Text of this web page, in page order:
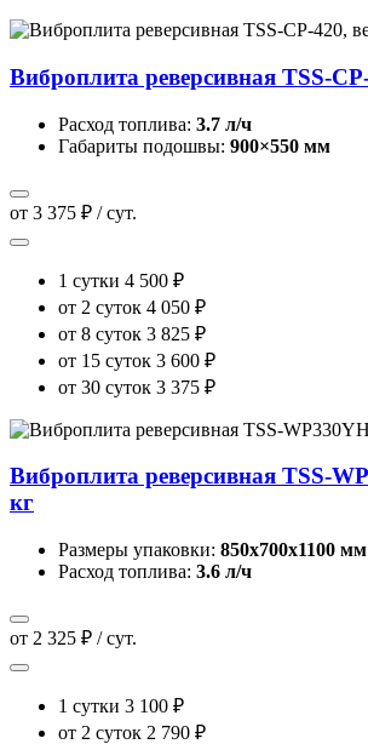
Виброплита реверсивная TSS-
Расход топлива: 3.7 л/ч
Габариты подошвы: 900×550 мм
от 3 375 ₽ / сут.
1 сутки 4 500 ₽
от 2 суток 4 050 ₽
от 8 суток 3 825 ₽
от 15 суток 3 600 ₽
от 30 суток 3 375 ₽
Виброплита реверсивная TSS-
кг
Размеры упаковки: 850х700х1100 мм
Расход топлива: 3.6 л/ч
от 2 325 ₽ / сут.
1 сутки 3 100 ₽
от 2 суток 2 790 ₽